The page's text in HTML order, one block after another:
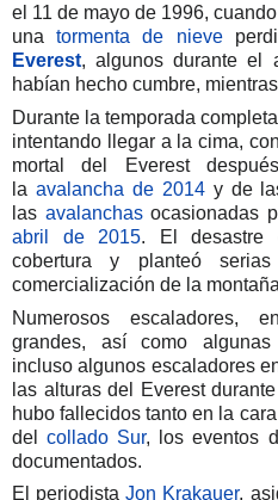
el 11 de mayo de 1996,
unatormenta de nieve
Everest, algunos durante el
habían hecho cumbre,
Durante la temporada
intentando llegar a la cima,
mortal del Everest
la avalancha de 2014y de
las avalanchasocasionadas
abril de 2015. El desastre
cobertura y planteó
comercialización de la
Numerosos escaladores,
grandes, así como
incluso algunos escaladores
las alturas del Everest
hubo fallecidos tanto en la
delcollado Sur, los eventos
documentados.
El periodistaJon Krakauer,